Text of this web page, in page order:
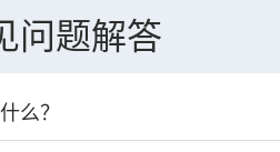
问题解答
么？